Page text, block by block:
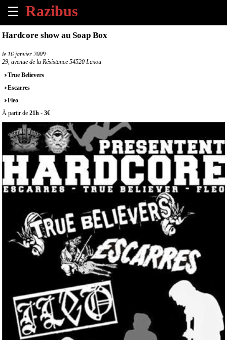
☰
×
Tous
évènements
à
venir
Annoncer
un
évènement
Contact
Hardcore show au Soap Box
le 16 janvier 2009
29, avenue de la Résistance 54520 Laxou
True Believers
Escarres
Fleo
À partir de 21h - 3€